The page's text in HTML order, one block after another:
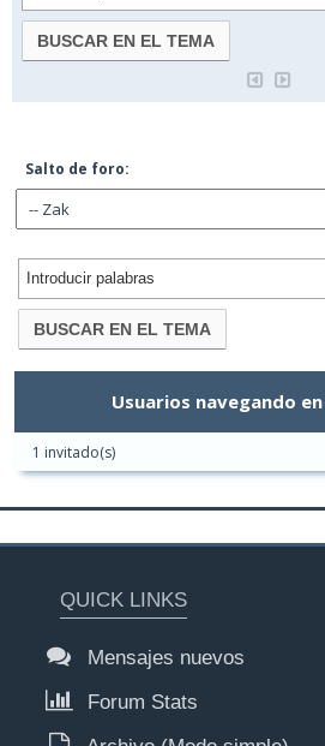
Salto de foro:
Usuarios navegando
1 invitado(s)
QUICK LINKS
Mensajes nuevos
Forum Stats